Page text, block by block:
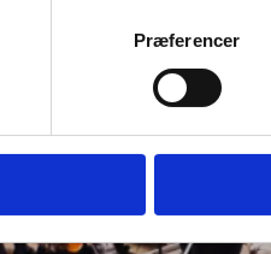
Præferencer